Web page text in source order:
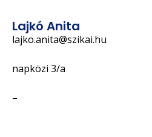
Lajkó Anita
lajko.anita@szikai.hu
napközi 3/a
–